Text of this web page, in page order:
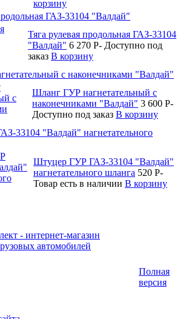
корзину
ГАЗ-33104 "Валдай"
Тяга рулевая продольная ГАЗ-33104
"Валдай" 6 270 P- Доступно под
заказ В корзину
с наконечниками "Валдай"
Шланг ГУР нагнетательный с
наконечниками "Валдай" 3 600 P-
Доступно под заказ В корзину
33104 "Валдай" нагнетательного
Штуцер ГУР ГАЗ-33104 "Валдай"
нагнетательного шланга 520 P-
Товар есть в наличии В корзину
Полная
версия